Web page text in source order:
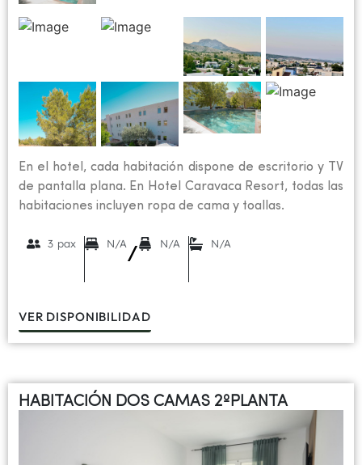
En el hotel, cada habitación dispone de escritorio y TV
de pantalla plana. En Hotel Caravaca Resort, todas las
habitaciones incluyen ropa de cama y toallas.
3 pax N/A
/
N/A N/A
VER DISPONIBILIDAD
HABITACIÓN DOS CAMAS 2ºPLANTA